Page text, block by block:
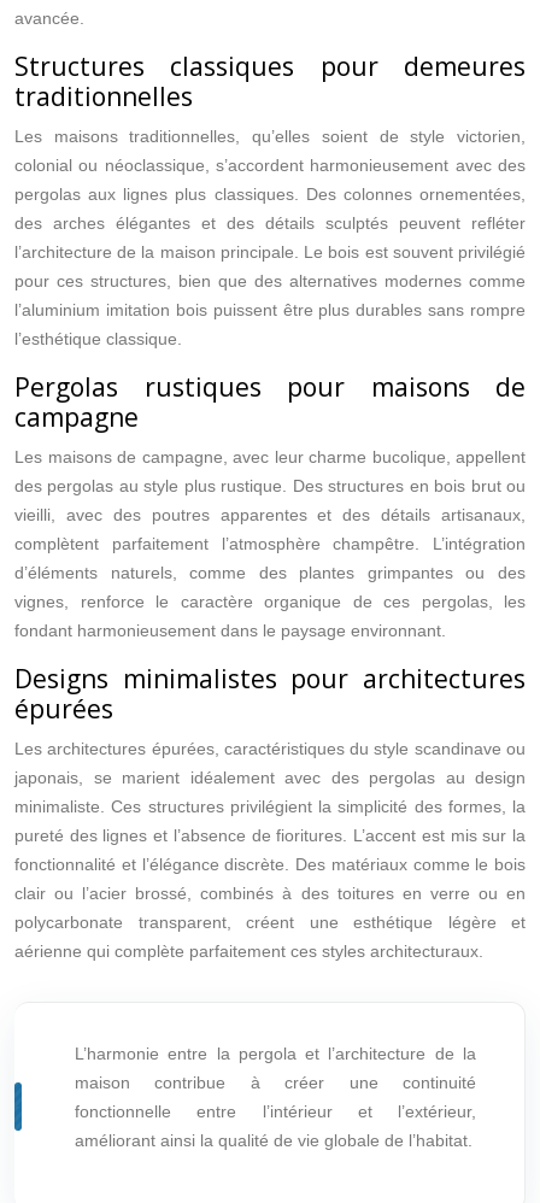
avancée.
Structures classiques pour demeures
traditionnelles
Les maisons traditionnelles, qu’elles soient de style victorien,
colonial ou néoclassique, s’accordent harmonieusement avec des
pergolas aux lignes plus classiques. Des colonnes ornementées,
des arches élégantes et des détails sculptés peuvent refléter
l’architecture de la maison principale. Le bois est souvent privilégié
pour ces structures, bien que des alternatives modernes comme
l’aluminium imitation bois puissent être plus durables sans rompre
l’esthétique classique.
Pergolas rustiques pour maisons de
campagne
Les maisons de campagne, avec leur charme bucolique, appellent
des pergolas au style plus rustique. Des structures en bois brut ou
vieilli, avec des poutres apparentes et des détails artisanaux,
complètent parfaitement l’atmosphère champêtre. L’intégration
d’éléments naturels, comme des plantes grimpantes ou des
vignes, renforce le caractère organique de ces pergolas, les
fondant harmonieusement dans le paysage environnant.
Designs minimalistes pour architectures
épurées
Les architectures épurées, caractéristiques du style scandinave ou
japonais, se marient idéalement avec des pergolas au design
minimaliste. Ces structures privilégient la simplicité des formes, la
pureté des lignes et l’absence de fioritures. L’accent est mis sur la
fonctionnalité et l’élégance discrète. Des matériaux comme le bois
clair ou l’acier brossé, combinés à des toitures en verre ou en
polycarbonate transparent, créent une esthétique légère et
aérienne qui complète parfaitement ces styles architecturaux.
L’harmonie entre la pergola et l’architecture de la
maison contribue à créer une continuité
fonctionnelle entre l’intérieur et l’extérieur,
améliorant ainsi la qualité de vie globale de l’habitat.